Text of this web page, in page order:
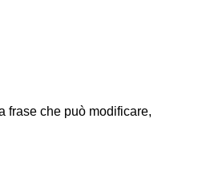
frase che può modificare,